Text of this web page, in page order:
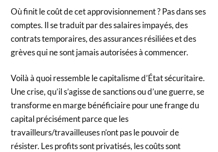
Où finit le coût de cet approvisionnement ? Pas dans ses
comptes. Il se traduit par des salaires impayés, des
contrats temporaires, des assurances résiliées et des
grèves qui ne sont jamais autorisées à commencer.
Voilà à quoi ressemble le capitalisme d’État sécuritaire.
Une crise, qu’il s’agisse de sanctions ou d’une guerre, se
transforme en marge bénéficiaire pour une frange du
capital précisément parce que les
travailleurs/travailleuses n’ont pas le pouvoir de
résister. Les profits sont privatisés, les coûts sont